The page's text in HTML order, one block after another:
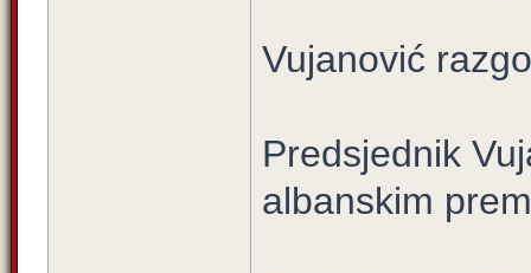
Vujanović
Predsjednik
albanskim